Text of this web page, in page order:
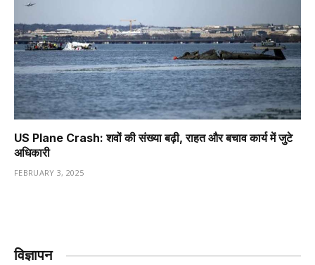
US Plane Crash: शवों की संख्या बढ़ी, राहत और बचाव कार्य में जुटे
अधिकारी
FEBRUARY 3, 2025
विज्ञापन